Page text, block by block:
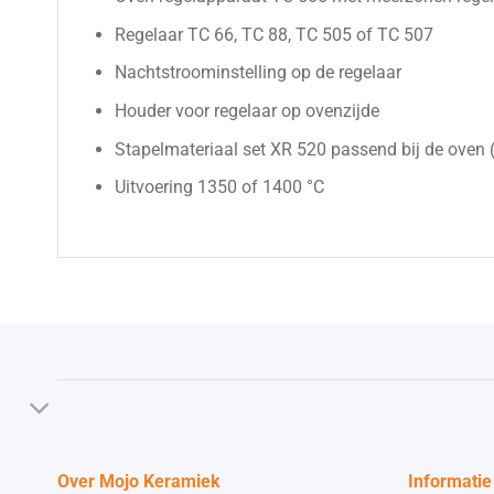
Regelaar TC 66, TC 88, TC 505 of TC 507
Nachtstroominstelling op de regelaar
Houder voor regelaar op ovenzijde
Stapelmateriaal set XR 520 passend bij de
Uitvoering 1350 of 1400 °C
Over Mojo Keramiek Informatie